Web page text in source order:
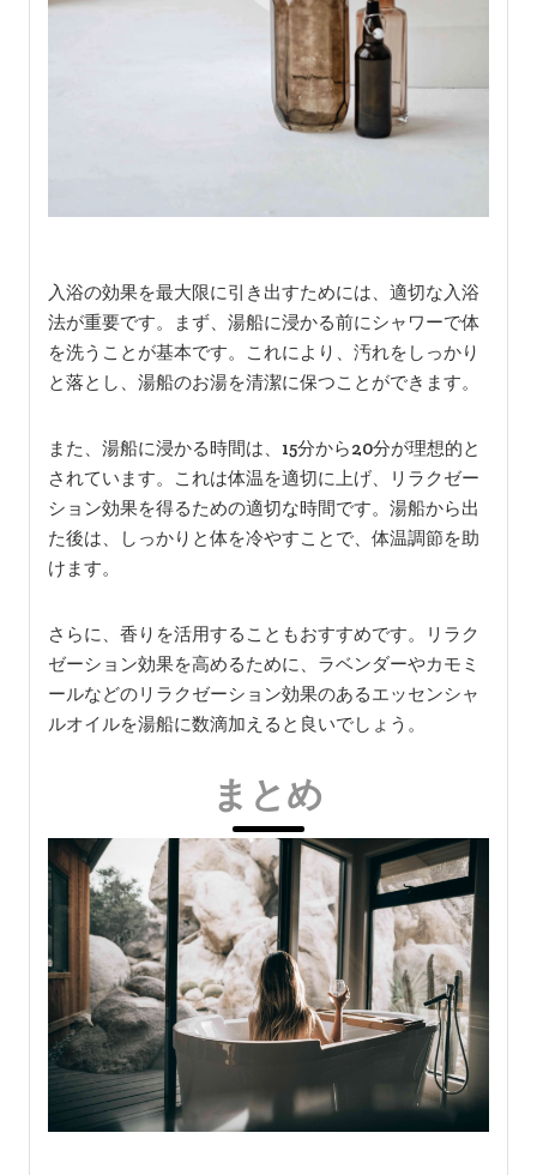
入浴の効果を最大限に引き出すためには、適切な入浴
法が重要です。まず、湯船に浸かる前にシャワーで体
を洗うことが基本です。これにより、汚れをしっかり
と落とし、湯船のお湯を清潔に保つことができます。
また、湯船に浸かる時間は、15分から20分が理想的と
されています。これは体温を適切に上げ、リラクゼー
ション効果を得るための適切な時間です。湯船から出
た後は、しっかりと体を冷やすことで、体温調節を助
けます。
さらに、香りを活用することもおすすめです。リラク
ゼーション効果を高めるために、ラベンダーやカモミ
ールなどのリラクゼーション効果のあるエッセンシャ
ルオイルを湯船に数滴加えると良いでしょう。
まとめ